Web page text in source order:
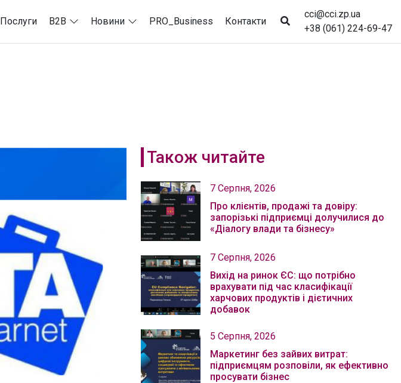
Послуги B2B Новини PRO_Business Контакти
cci@cci.zp.ua
+38 (061) 224-69-47
Також читайте
7 Серпня, 2026
Про клієнтів, продажі та довіру:
запорізькі підприємці долучилися до
«Діалогу влади та бізнесу»
7 Серпня, 2026
Вихід на ринок ЄС: що потрібно
врахувати під час класифікації
харчових продуктів і дієтичних
добавок
5 Серпня, 2026
Маркетинг без зайвих витрат:
підприємцям розповіли, як ефективно
просувати бізнес